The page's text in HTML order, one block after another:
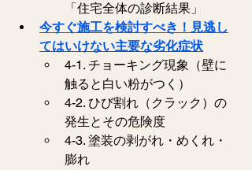
「住宅全体の診断結果」
今すぐ施工を検討すべき！見逃し
てはいけない主要な劣化症状
4-1. チョーキング現象（壁に
触ると白い粉がつく）
4-2. ひび割れ（クラック）の
発生とその危険度
4-3. 塗装の剥がれ・めくれ・
膨れ